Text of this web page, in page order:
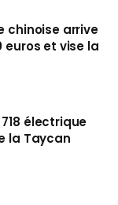
chinoise arrive
euros et vise la
électrique
la Taycan